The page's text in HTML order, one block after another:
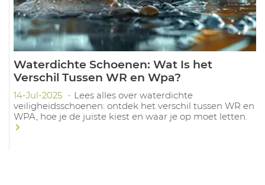
Waterdichte Schoenen: Wat Is het
Verschil Tussen WR en Wpa?
14-Jul-2025
Lees alles over waterdichte
veiligheidsschoenen: ontdek het verschil tussen WR en
WPA, hoe je de juiste kiest en waar je op moet letten.